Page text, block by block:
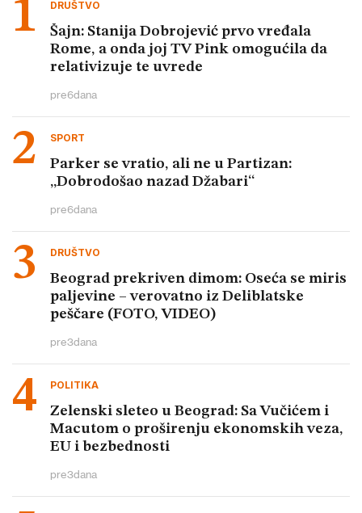
DRUŠTVO
Šajn: Stanija Dobrojević prvo vređala
Rome, a onda joj TV Pink omogućila da
relativizuje te uvrede
pre6dana
SPORT
Parker se vratio, ali ne u Partizan:
„Dobrodošao nazad Džabari“
pre6dana
DRUŠTVO
Beograd prekriven dimom: Oseća se miris
paljevine – verovatno iz Deliblatske
peščare (FOTO, VIDEO)
pre3dana
POLITIKA
Zelenski sleteo u Beograd: Sa Vučićem i
Macutom o proširenju ekonomskih veza,
EU i bezbednosti
pre3dana